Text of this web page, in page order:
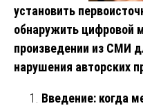
установить
обнаружить цифровой
произведении из СМИ
нарушения авторских
Введение: когда